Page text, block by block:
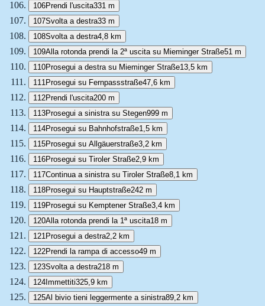
106Prendi l'uscita331 m
107Svolta a destra33 m
108Svolta a destra4,8 km
109Alla rotonda prendi la 2ª uscita su Mieminger Straße51 m
110Prosegui a destra su Mieminger Straße13,5 km
111 Prosegui su Fernpassstraße47,6 km
112Prendi l'uscita200 m
113Prosegui a sinistra su Stegen999 m
114Prosegui su Bahnhofstraße1,5 km
115Prosegui su Allgäuerstraße3,2 km
116Prosegui su Tiroler Straße2,9 km
117Continua a sinistra su Tiroler Straße8,1 km
118Prosegui su Hauptstraße242 m
119Prosegui su Kemptener Straße3,4 km
120Alla rotonda prendi la 1ª uscita18 m
121 Prosegui a destra2,2 km
122Prendi la rampa di accesso49 m
123Svolta a destra218 m
124Immettiti325,9 km
125Al bivio tieni leggermente a sinistra89,2 km